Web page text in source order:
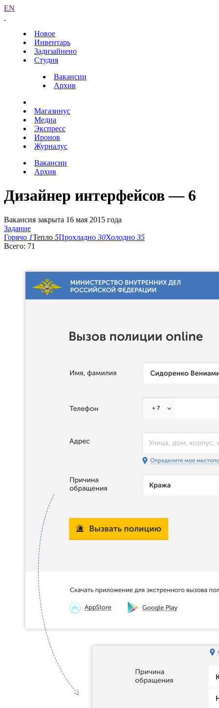
EN
Новое
Инвентарь
Задизайнено
Студия
Вакансии
Архив
Магазинус
Медиа
Экспресс
Иронов
Журналус
Вакансии
Архив
Дизайнер интерфейсов — 6
Вакансия закрыта 16 мая 2015 года
Задание
Горячо 1Тепло 5Прохладно 30Холодно 35
Всего: 71